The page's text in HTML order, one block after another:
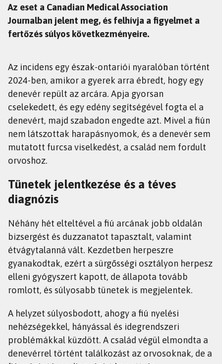
Az eset a Canadian Medical Association
Journalban jelent meg, és felhívja a figyelmet a
fertőzés súlyos következményeire.
Az incidens egy észak-ontariói nyaralóban történt
2024-ben, amikor a gyerek arra ébredt, hogy egy
denevér repült az arcára. Apja gyorsan
cselekedett, és egy edény segítségével fogta el a
denevért, majd szabadon engedte azt. Mivel a fiún
nem látszottak harapásnyomok, és a denevér sem
mutatott furcsa viselkedést, a család nem fordult
orvoshoz.
Tünetek jelentkezése és a téves
diagnózis
Néhány hét elteltével a fiú arcának jobb oldalán
bizsergést és duzzanatot tapasztalt, valamint
étvágytalanná vált. Kezdetben herpeszre
gyanakodtak, ezért a sürgősségi osztályon herpesz
elleni gyógyszert kapott, de állapota tovább
romlott, és súlyosabb tünetek is megjelentek.
A helyzet súlyosbodott, ahogy a fiú nyelési
nehézségekkel, hányással és idegrendszeri
problémákkal küzdött. A család végül elmondta a
denevérrel történt találkozást az orvosoknak, de a